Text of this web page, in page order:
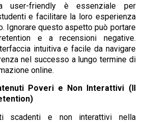
user-friendly è essenziale per
e facilitare la loro esperienza
Ignorare questo aspetto può portare
e a recensioni negative.
intuitiva e facile da navigare
nel successo a lungo termine di
online.
Poveri e Non Interattivi (Il
scadenti e non interattivi nella